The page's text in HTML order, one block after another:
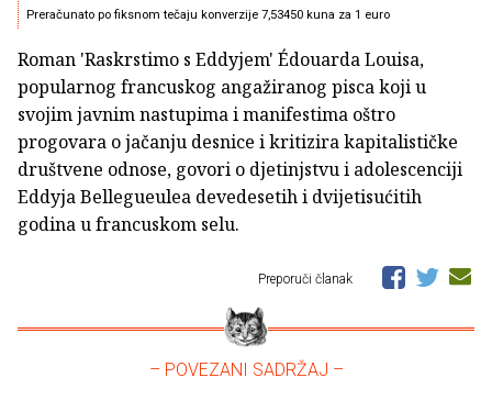
Preračunato po fiksnom tečaju konverzije 7,53450 kuna za 1 euro
Roman 'Raskrstimo s Eddyjem' Édouarda Louisa,
popularnog francuskog angažiranog pisca koji u
svojim javnim nastupima i manifestima oštro
progovara o jačanju desnice i kritizira kapitalističke
društvene odnose, govori o djetinjstvu i adolescenciji
Eddyja Bellegueulea devedesetih i dvijetisućitih
godina u francuskom selu.
Preporuči članak
– POVEZANI SADRŽAJ –